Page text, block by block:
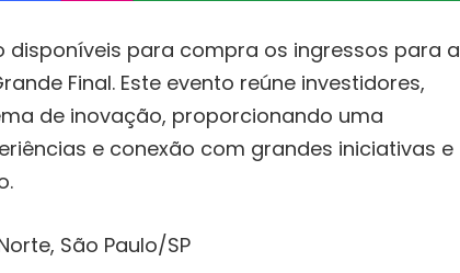
para compra os ingressos para a
Final. Este evento reúne investidores,
de inovação, proporcionando uma
e conexão com grandes iniciativas e
São Paulo/SP